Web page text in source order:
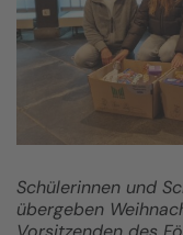
Schülerinnen und
übergeben